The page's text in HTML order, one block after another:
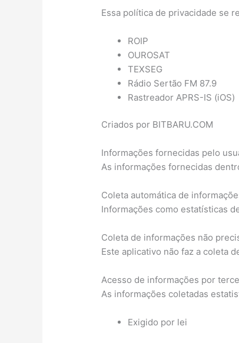
Essa política de privacidade se
ROIP
OUROSAT
TEXSEG
Rádio Sertão FM 87.9
Rastreador APRS-IS (iOS)
Criados por BITBARU.COM
Informações fornecidas pelo
As informações fornecidas
Coleta automática de
Informações como estatísticas
Coleta de informações não
Este aplicativo não faz a coleta
Acesso de informações por
As informações coletadas
Exigido por lei